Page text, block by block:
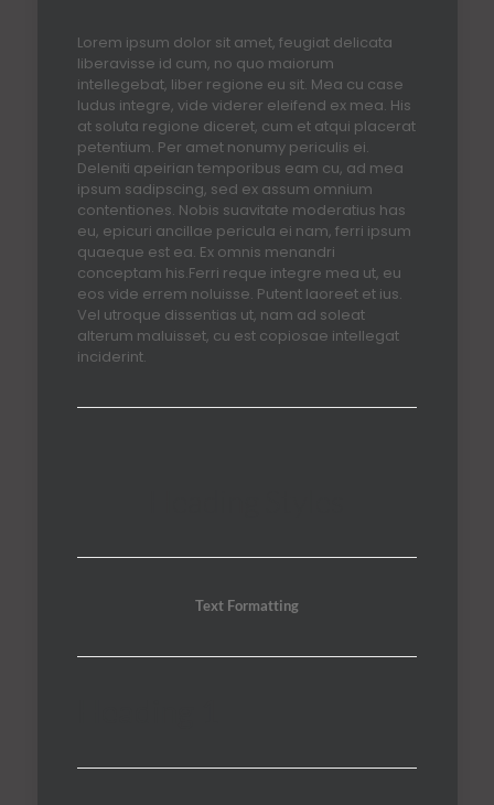
Lorem ipsum dolor sit amet, feugiat delicata
liberavisse id cum, no quo maiorum
intellegebat, liber regione eu sit. Mea cu case
ludus integre, vide viderer eleifend ex mea. His
at soluta regione diceret, cum et atqui placerat
petentium. Per amet nonumy periculis ei.
Deleniti apeirian temporibus eam cu, ad mea
ipsum sadipscing, sed ex assum omnium
contentiones. Nobis suavitate moderatius has
eu, epicuri ancillae pericula ei nam, ferri ipsum
quaeque est ea. Ex omnis menandri
conceptam his.Ferri reque integre mea ut, eu
eos vide errem noluisse. Putent laoreet et ius.
Vel utroque dissentias ut, nam ad soleat
alterum maluisset, cu est copiosae intellegat
inciderint.
Text Formatting